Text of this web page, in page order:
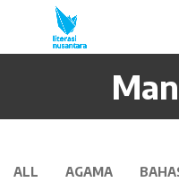
ALL AGAMA